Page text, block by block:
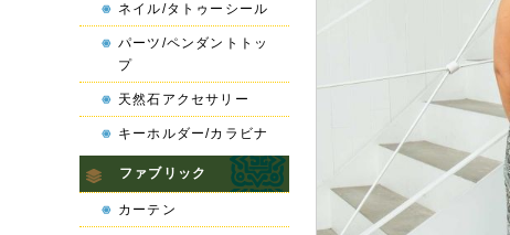
ネイル/タトゥーシール
パーツ/ペンダントトッ
プ
天然石アクセサリー
キーホルダー/カラビナ
ファブリック
カーテン